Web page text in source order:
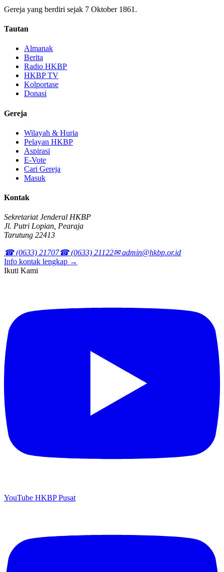
Gereja yang berdiri sejak 7 Oktober 1861.
Tautan
Almanak
Berita
Radio HKBP
HKBP TV
Kolportase
Donasi
Gereja
Wilayah & Huria
Pelayan HKBP
Aspirasi
E-Vote
Cari Gereja
Masuk
Kontak
Sekretariat Jenderal HKBP
Jl. Putri Lopian, Pearaja
Tarutung 22413
☎ (0633) 21707☎ (0633) 21122✉ admin@hkbp.or.id
Info kontak lengkap →
Ikuti Kami
YouTube HKBP Pusat